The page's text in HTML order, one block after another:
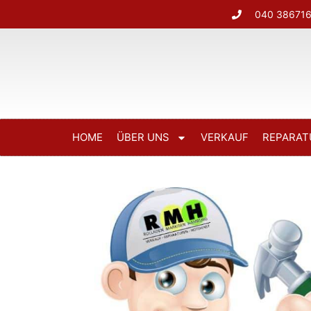
040
HOME ÜBER UNS VERKAUF